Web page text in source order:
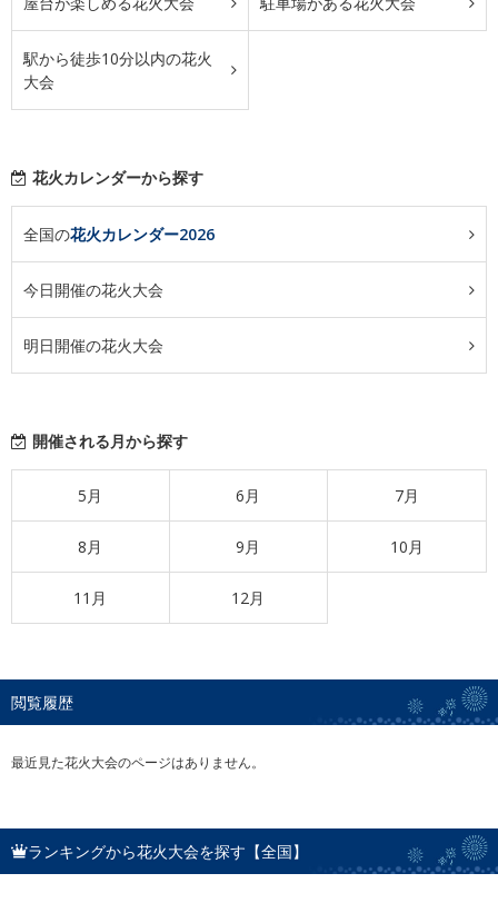
駅から徒歩10分以内の花火
大会
花火カレンダーから探す
全国の花火カレンダー2026
今日開催の花火大会
明日開催の花火大会
開催される月から探す
5月 6月 7月
8月 9月 10月
11月 12月
閲覧履歴
最近見た花火大会のページはありません。
ランキングから花火大会を探す【全国】